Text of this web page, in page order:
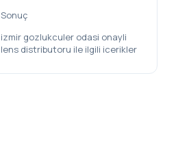
Sonuç
izmir gozlukculer odasi onayli
lens distributoru ile ilgili icerikler